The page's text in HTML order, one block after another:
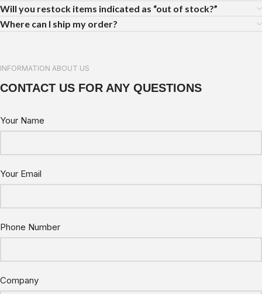
Will you restock items indicated as “out of stock?”
Where can I ship my order?
INFORMATION ABOUT US
CONTACT US FOR ANY QUESTIONS
Your Name
Your Email
Phone Number
Company